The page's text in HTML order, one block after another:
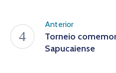
Anterior
Torneio
Sapucaiense